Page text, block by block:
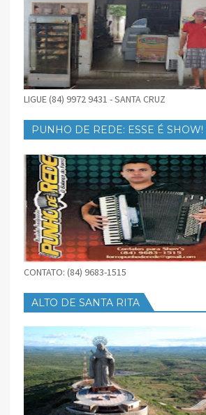
LIGUE (84) 9972 9431 - SANTA CRUZ
PUNHO DE REDE: ESSE É
CONTATO: (84) 9683-1515
ALTO DE SANTA RITA